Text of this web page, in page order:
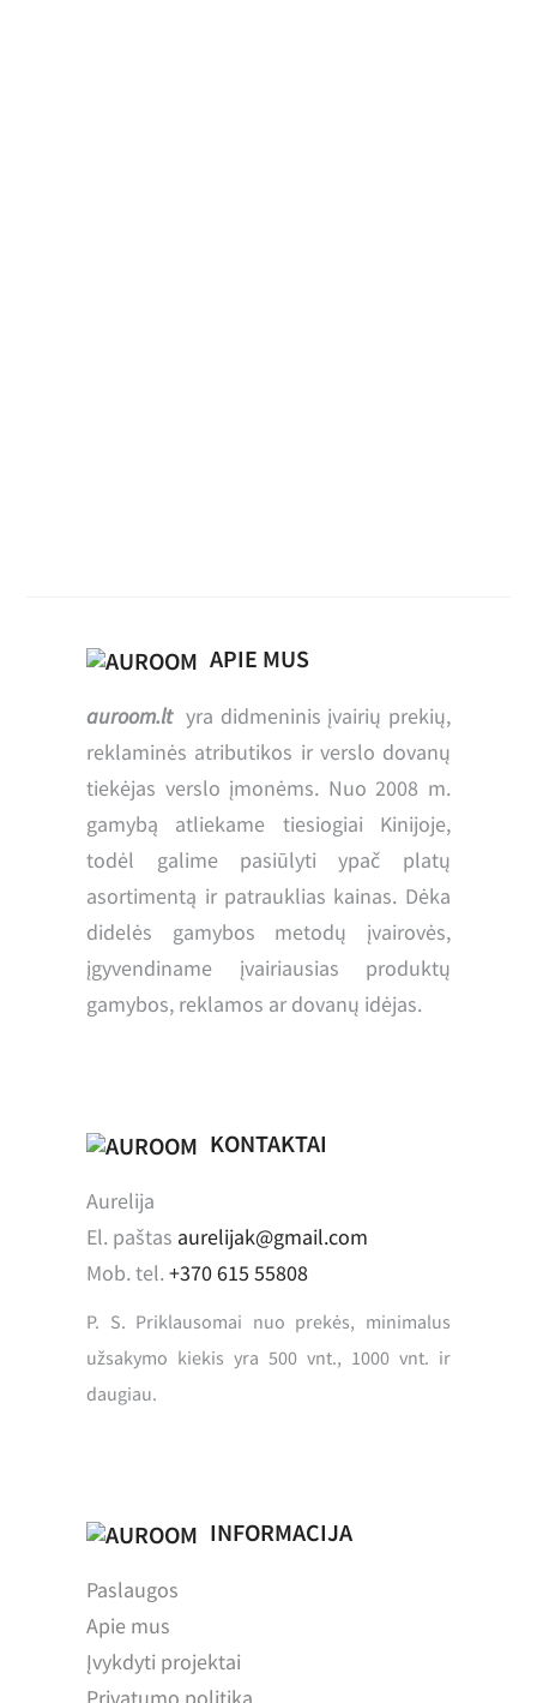
APIE MUS
auroom.ltyra didmeninis įvairių prekių,
reklaminės atributikos ir verslo dovanų
tiekėjas verslo įmonėms. Nuo 2008 m.
gamybą atliekame tiesiogiai Kinijoje,
todėl galime pasiūlyti ypač platų
asortimentą ir patrauklias kainas. Dėka
didelės gamybos metodų įvairovės,
įgyvendiname įvairiausias produktų
gamybos, reklamos ar dovanų idėjas.
KONTAKTAI
Aurelija
El. paštas aurelijak@gmail.com
Mob. tel.+370 615 55808
P. S. Priklausomai nuo prekės, minimalus
užsakymo kiekis yra 500 vnt., 1000 vnt. ir
daugiau.
INFORMACIJA
Paslaugos
Apie mus
Įvykdyti projektai